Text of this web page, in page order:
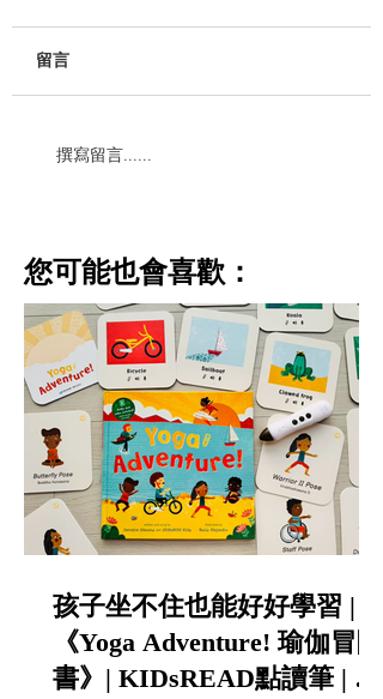
留言
撰寫留言......
​您可能也會喜歡：
孩子坐不住也能好好學習 |
《Yoga Adventure! 瑜伽冒險
書》| KIDsREAD點讀筆 | 中